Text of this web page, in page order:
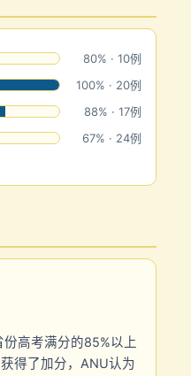
80% · 10例
100% · 20例
88% · 17例
67% · 24例
高考满分的85%以上
得了加分，ANU认为